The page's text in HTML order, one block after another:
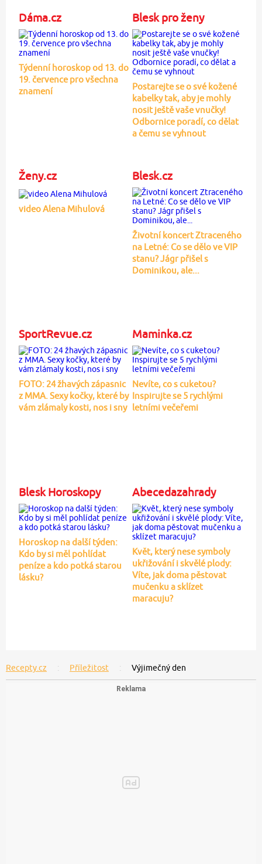
Dáma.cz
Týdenní horoskop od 13. do
19. července pro všechna
znamení
Blesk pro ženy
Postarejte se o své kožené
kabelky tak, aby je mohly
nosit ještě vaše vnučky!
Odbornice poradí, co dělat
a čemu se vyhnout
Ženy.cz
video Alena Mihulová
Blesk.cz
Životní koncert Ztraceného
na Letné: Co se dělo ve VIP
stanu? Jágr přišel s
Dominikou, ale...
SportRevue.cz
FOTO: 24 žhavých zápasnic
z MMA. Sexy kočky, které by
vám zlámaly kosti, nos i sny
Maminka.cz
Nevíte, co s cuketou?
Inspirujte se 5 rychlými
letními večeřemi
Blesk Horoskopy
Horoskop na další týden:
Kdo by si měl pohlídat
peníze a kdo potká starou
lásku?
Abecedazahrady
Květ, který nese symboly
ukřižování i skvělé plody:
Víte, jak doma pěstovat
mučenku a sklízet
maracuju?
Recepty.cz Příležitost Výjimečný den